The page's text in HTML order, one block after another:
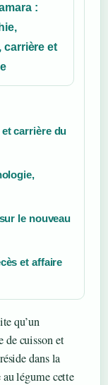
:
carrière et
carrière du
le nouveau
et affaire
qu’un
de cuisson et
dans la
légume cette